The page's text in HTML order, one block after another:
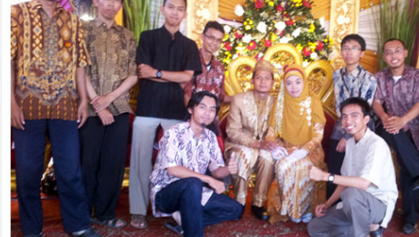
of